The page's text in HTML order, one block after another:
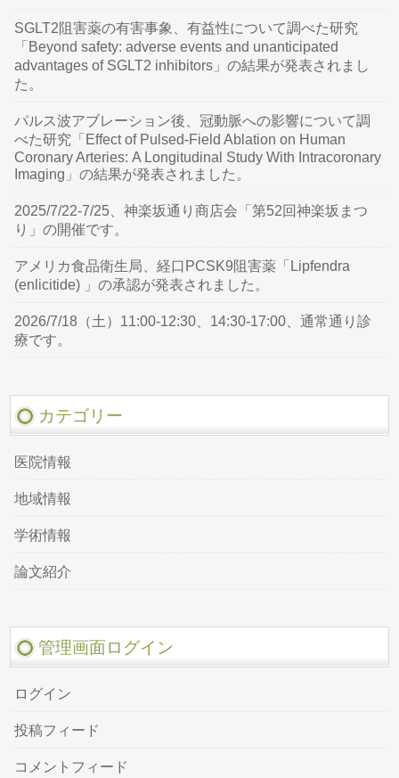
SGLT2阻害薬の有害事象、有益性について調べた研究
「Beyond safety: adverse events and unanticipated
advantages of SGLT2 inhibitors」の結果が発表されまし
た。
パルス波アブレーション後、冠動脈への影響について調
べた研究「Effect of Pulsed-Field Ablation on Human
Coronary Arteries: A Longitudinal Study With Intracoronary
Imaging」の結果が発表されました。
2025/7/22-7/25、神楽坂通り商店会「第52回神楽坂まつ
り」の開催です。
アメリカ食品衛生局、経口PCSK9阻害薬「Lipfendra
(enlicitide) 」の承認が発表されました。
2026/7/18（土）11:00-12:30、14:30-17:00、通常通り診
療です。
カテゴリー
医院情報
地域情報
学術情報
論文紹介
管理画面ログイン
ログイン
投稿フィード
コメントフィード